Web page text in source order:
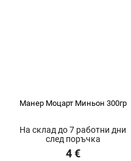
Манер Моцарт Миньон 300гр
На склад до 7 работни дни
след поръчка
4 €